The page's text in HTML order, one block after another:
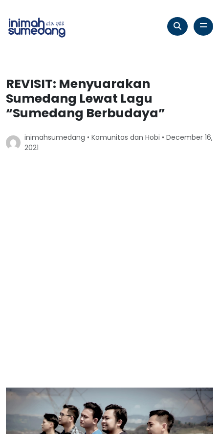
REVISIT: Menyuarakan
Sumedang Lewat Lagu
“Sumedang Berbudaya”
inimahsumedang • Komunitas dan Hobi • December 16,
2021